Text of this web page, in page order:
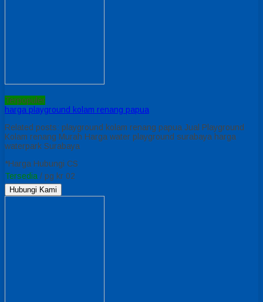
Terpopuler
harga playground kolam renang papua
Related posts: playground kolam renang papua Jual Playground
Kolam renang Murah Harga water playground surabaya harga
waterpark Surabaya
*Harga Hubungi CS
Tersedia / pg kr 02
Hubungi Kami